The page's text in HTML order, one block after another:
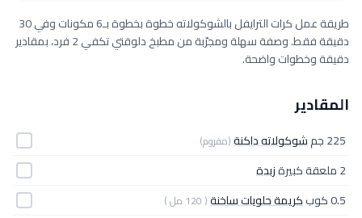
طريقة عمل كرات الترايفل بالشوكولاته خطوة بخطوة بـ6 مكونات وفي 30
دقيقة فقط. وصفة سهلة ومجرّبة من مطبخ دلوقتي تكفي 2 فرد، بمقادير
دقيقة وخطوات واضحة.
المقادير
225 جم شوكولاته داكنة(مفروم)
2 ملعقة كبيرة
زبدة
0.5 كوب
كريمة حلويات ساخنة( 120 مل )